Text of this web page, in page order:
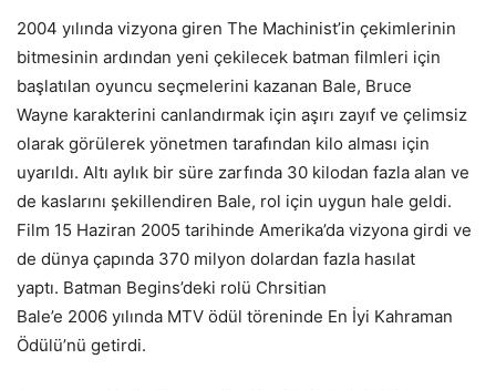
2004 yılında vizyona giren The Machinist’in çekimlerinin
bitmesinin ardından yeni çekilecek batman filmleri için
başlatılan oyuncu seçmelerini kazanan Bale, Bruce
Wayne karakterini canlandırmak için aşırı zayıf ve çelimsiz
olarak görülerek yönetmen tarafından kilo alması için
uyarıldı. Altı aylık bir süre zarfında 30 kilodan fazla alan ve
de kaslarını şekillendiren Bale, rol için uygun hale geldi.
Film 15 Haziran 2005 tarihinde Amerika’da vizyona girdi ve
de dünya çapında 370 milyon dolardan fazla hasılat
yaptı. Batman Begins’deki rolü Chrsitian
Bale’e 2006 yılında MTV ödül töreninde En İyi Kahraman
Ödülü’nü getirdi.